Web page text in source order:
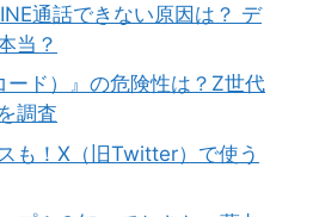
通話できない原因は？ デ
当？
ード）』の危険性は？Z世代
調査
も！X（旧Twitter）で使う